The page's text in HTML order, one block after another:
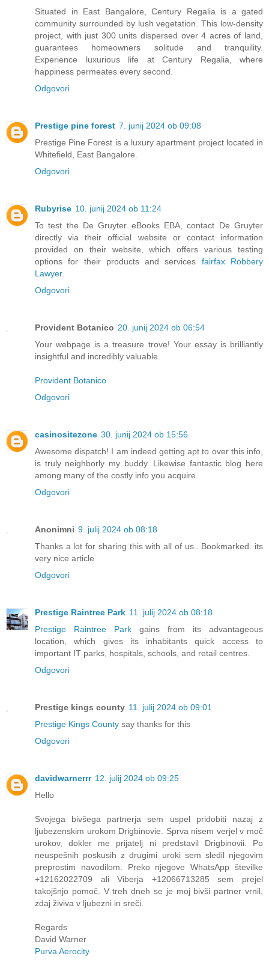
Situated in East Bangalore, Century Regalia is a gated
community surrounded by lush vegetation. This low-density
project, with just 300 units dispersed over 4 acres of land,
guarantees homeowners solitude and tranquility.
Experience luxurious life at Century Regalia, where
happiness permeates every second.
Odgovori
Prestige pine forest 7. junij 2024 ob 09:08
Prestige Pine Forest is a luxury apartment project located in
Whitefield, East Bangalore.
Odgovori
Rubyrise 10. junij 2024 ob 11:24
To test the De Gruyter eBooks EBA, contact De Gruyter
directly via their official website or contact information
provided on their website, which offers various testing
options for their products and services fairfax Robbery
Lawyer.
Odgovori
Provident Botanico 20. junij 2024 ob 06:54
Your webpage is a treasure trove! Your essay is brilliantly
insightful and incredibly valuable.
Provident Botanico
Odgovori
casinositezone 30. junij 2024 ob 15:56
Awesome dispatch! I am indeed getting apt to over this info,
is truly neighborly my buddy. Likewise fantastic blog here
among many of the costly info you acquire.
Odgovori
Anonimni 9. julij 2024 ob 08:18
Thanks a lot for sharing this with all of us.. Bookmarked. its
very nice article
Odgovori
Prestige Raintree Park 11. julij 2024 ob 08:18
Prestige Raintree Park gains from its advantageous
location, which gives its inhabitants quick access to
important IT parks, hospitals, schools, and retail centres.
Odgovori
Prestige kings county 11. julij 2024 ob 09:01
Prestige Kings County say thanks for this
Odgovori
davidwarnerrr 12. julij 2024 ob 09:25
Hello
Svojega bivšega partnerja sem uspel pridobiti nazaj z
ljubezenskim urokom Drigbinovie. Sprva nisem verjel v moč
urokov, dokler me prijatelj ni predstavil Drigbinovii. Po
neuspešnih poskusih z drugimi uroki sem sledil njegovim
preprostim navodilom. Preko njegove WhatsApp številke
+12162022709 ali Viberja +12066713285 sem prejel
takojšnjo pomoč. V treh dneh se je moj bivši partner vrnil,
zdaj živiva v ljubezni in sreči.
Regards
David Warner
Purva Aerocity